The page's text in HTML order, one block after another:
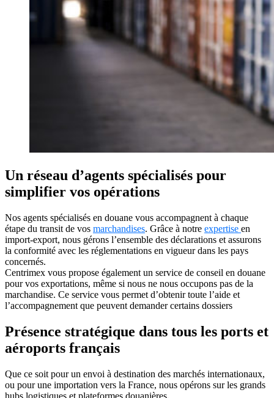
Un réseau d’agents spécialisés pour
simplifier vos opérations
Nos agents spécialisés en douane vous accompagnent à chaque
étape du transit de vos marchandises. Grâce à notre expertise en
import-export, nous gérons l’ensemble des déclarations et assurons
la conformité avec les réglementations en vigueur dans les pays
concernés.
Centrimex vous propose également un service de conseil en douane
pour vos exportations, même si nous ne nous occupons pas de la
marchandise. Ce service vous permet d’obtenir toute l’aide et
l’accompagnement que peuvent demander certains dossiers
Présence stratégique dans tous les ports et
aéroports français
Que ce soit pour un envoi à destination des marchés internationaux,
ou pour une importation vers la France, nous opérons sur les grands
hubs logistiques et plateformes douanières.